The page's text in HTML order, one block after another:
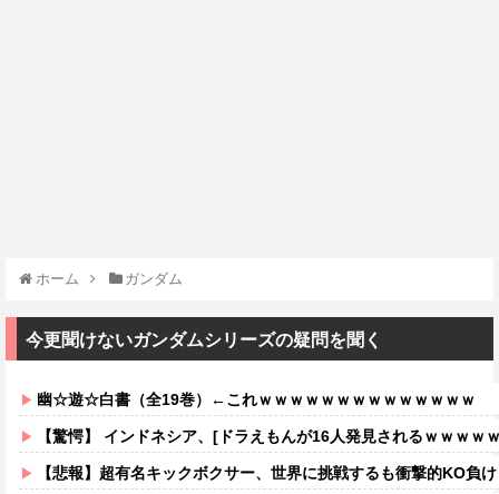
ホーム ガンダム
今更聞けないガンダムシリーズの疑問を聞く
幽☆遊☆白書（全19巻）←これｗｗｗｗｗｗｗｗｗｗｗｗｗｗ
【驚愕】 インドネシア、[ドラえもんが16人発見されるｗｗｗｗ
【悲報】超有名キックボクサー、世界に挑戦するも衝撃的KO負